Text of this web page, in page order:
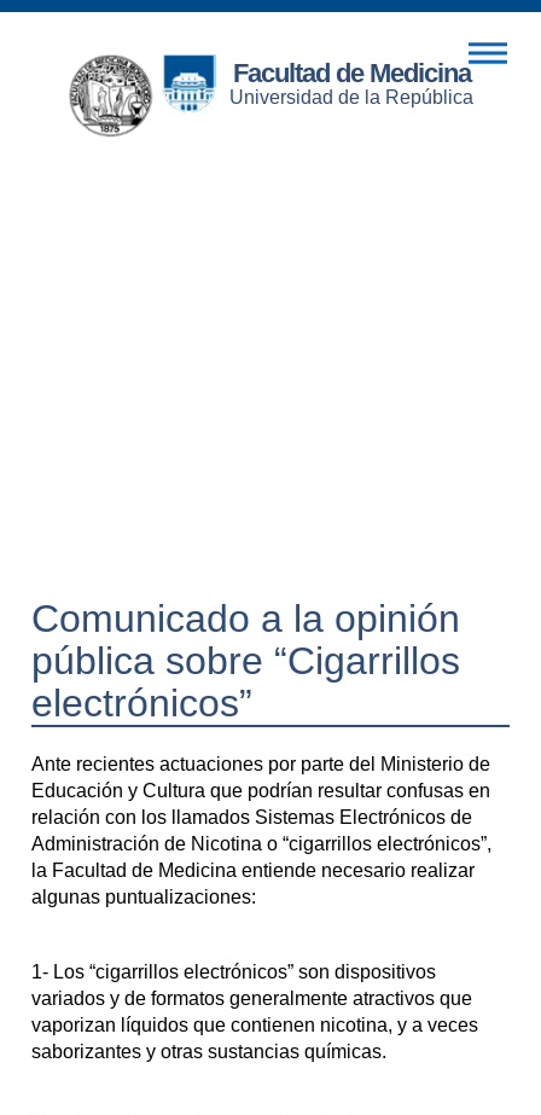
Facultad de Medicina
Universidad de la República
Comunicado a la opinión
pública sobre “Cigarrillos
electrónicos”
Ante recientes actuaciones por parte del Ministerio de
Educación y Cultura que podrían resultar confusas en
relación con los llamados Sistemas Electrónicos de
Administración de Nicotina o “cigarrillos electrónicos”,
la Facultad de Medicina entiende necesario realizar
algunas puntualizaciones:
1- Los “cigarrillos electrónicos” son dispositivos
variados y de formatos generalmente atractivos que
vaporizan líquidos que contienen nicotina, y a veces
saborizantes y otras sustancias químicas.